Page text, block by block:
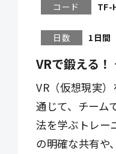
コード TF-
日数 1日間
VRで鍛える
VR（仮想現実
通じて、チーム
法を学ぶトレー
の明確な共有や